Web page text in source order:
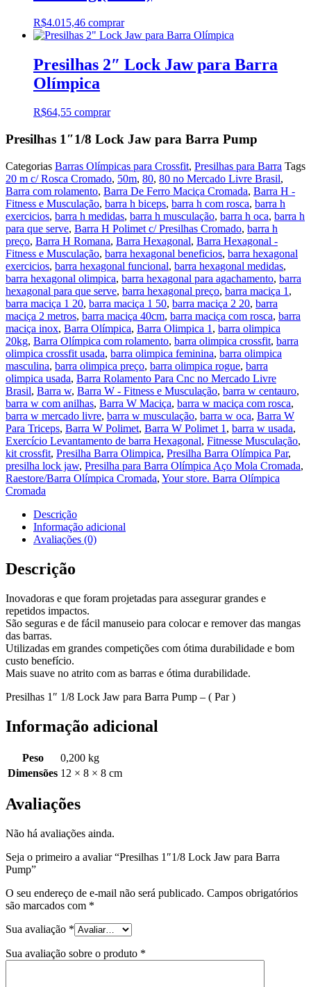
R$4.015,46 comprar
Presilhas 2″ Lock Jaw para Barra
Olímpica
R$64,55 comprar
Presilhas 1″1/8 Lock Jaw para Barra Pump
Categorias Barras Olímpicas para Crossfit, Presilhas para Barra Tags
20 m c/ Rosca Cromado, 50m, 80, 80 no Mercado Livre Brasil,
Barra com rolamento, Barra De Ferro Maciça Cromada, Barra H -
Fitness e Musculação, barra h biceps, barra h com rosca, barra h
exercicios, barra h medidas, barra h musculação, barra h oca, barra h
para que serve, Barra H Polimet c/ Presilhas Cromado, barra h
preço, Barra H Romana, Barra Hexagonal, Barra Hexagonal -
Fitness e Musculação, barra hexagonal beneficios, barra hexagonal
exercicios, barra hexagonal funcional, barra hexagonal medidas,
barra hexagonal olimpica, barra hexagonal para agachamento, barra
hexagonal para que serve, barra hexagonal preço, barra maciça 1 ,
barra maciça 1 20, barra maciça 1 50, barra maciça 2 20, barra
maciça 2 metros, barra maciça 40cm, barra maciça com rosca, barra
maciça inox, Barra Olímpica, Barra Olimpica 1 , barra olimpica
20kg, Barra Olímpica com rolamento, barra olimpica crossfit, barra
olimpica crossfit usada, barra olimpica feminina, barra olimpica
masculina, barra olimpica preço, barra olimpica rogue, barra
olimpica usada, Barra Rolamento Para Cnc no Mercado Livre
Brasil, Barra w, Barra W - Fitness e Musculação, barra w centauro,
barra w com anilhas, Barra W Maciça, barra w maciça com rosca,
barra w mercado livre, barra w musculação, barra w oca, Barra W
Para Triceps, Barra W Polimet, Barra W Polimet 1 , barra w usada,
Exercício Levantamento de barra Hexagonal, Fitnesse Musculação,
kit crossfit, Presilha Barra Olimpica, Presilha Barra Olímpica Par,
presilha lock jaw, Presilha para Barra Olímpica Aço Mola Cromada,
Raestore/Barra Olímpica Cromada, Your store. Barra Olímpica
Cromada
Descrição
Informação adicional
Avaliações (0)
Descrição
Inovadoras e que foram projetadas para assegurar grandes e
repetidos impactos.
São seguras e de fácil manuseio para colocar e remover das mangas
das barras.
Utilizadas em grandes competições com ótima durabilidade e bom
custo benefício.
Mais suave no atrito com as barras e ótima durabilidade.
Presilhas 1″ 1/8 Lock Jaw para Barra Pump – ( Par )
Informação adicional
Peso
0,200 kg
Dimensões 12 × 8 × 8 cm
Avaliações
Não há avaliações ainda.
Seja o primeiro a avaliar “Presilhas 1″1/8 Lock Jaw para Barra
Pump”
O seu endereço de e-mail não será publicado. Campos obrigatórios
são marcados com *
Sua avaliação *
Sua avaliação sobre o produto *